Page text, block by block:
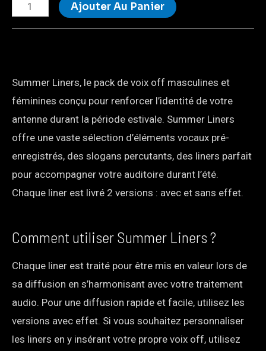
Ajouter Au Panier
Summer Liners, le pack de voix off masculines et
féminines conçu pour renforcer l’identité de votre
antenne durant la période estivale. Summer Liners
offre une vaste sélection d’éléments vocaux pré-
enregistrés, des slogans percutants, des liners parfait
pour accompagner votre auditoire durant l’été.
Chaque liner est livré 2 versions : avec et sans effet.
Comment utiliser Summer Liners ?
Chaque liner est traité pour être mis en valeur lors de
sa diffusion en s’harmonisant avec votre traitement
audio. Pour une diffusion rapide et facile, utilisez les
versions avec effet. Si vous souhaitez personnaliser
les liners en y insérant votre propre voix off, utilisez